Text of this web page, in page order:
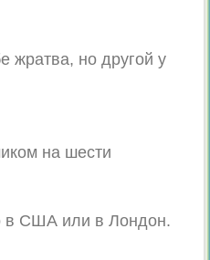
жратва, но другой у
на шести
в США или в Лондон.